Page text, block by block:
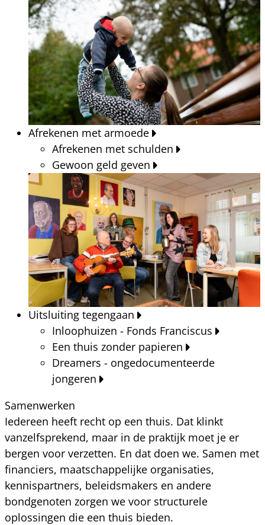
Afrekenen met armoede
Afrekenen met schulden
Gewoon geld geven
Uitsluiting tegengaan
Inloophuizen - Fonds Franciscus
Een thuis zonder papieren
Dreamers - ongedocumenteerde
jongeren
Samenwerken
Iedereen heeft recht op een thuis. Dat klinkt
vanzelfsprekend, maar in de praktijk moet je er
bergen voor verzetten. En dat doen we. Samen met
financiers, maatschappelijke organisaties,
kennispartners, beleidsmakers en andere
bondgenoten zorgen we voor structurele
oplossingen die een thuis bieden.